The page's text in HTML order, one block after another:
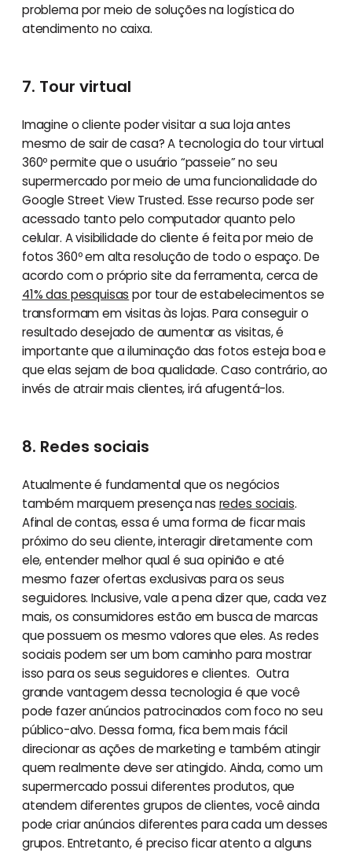
problema por meio de soluções na logística do
atendimento no caixa.
7. Tour virtual
Imagine o cliente poder visitar a sua loja antes
mesmo de sair de casa? A tecnologia do tour virtual
360º permite que o usuário “passeie” no seu
supermercado por meio de uma funcionalidade do
Google Street View Trusted. Esse recurso pode ser
acessado tanto pelo computador quanto pelo
celular. A visibilidade do cliente é feita por meio de
fotos 360º em alta resolução de todo o espaço. De
acordo com o próprio site da ferramenta, cerca de
41% das pesquisas por tour de estabelecimentos se
transformam em visitas às lojas. Para conseguir o
resultado desejado de aumentar as visitas, é
importante que a iluminação das fotos esteja boa e
que elas sejam de boa qualidade. Caso contrário, ao
invés de atrair mais clientes, irá afugentá-los.
8. Redes sociais
Atualmente é fundamental que os negócios
também marquem presença nas redes sociais.
Afinal de contas, essa é uma forma de ficar mais
próximo do seu cliente, interagir diretamente com
ele, entender melhor qual é sua opinião e até
mesmo fazer ofertas exclusivas para os seus
seguidores. Inclusive, vale a pena dizer que, cada vez
mais, os consumidores estão em busca de marcas
que possuem os mesmo valores que eles. As redes
sociais podem ser um bom caminho para mostrar
isso para os seus seguidores e clientes. Outra
grande vantagem dessa tecnologia é que você
pode fazer anúncios patrocinados com foco no seu
público-alvo. Dessa forma, fica bem mais fácil
direcionar as ações de marketing e também atingir
quem realmente deve ser atingido. Ainda, como um
supermercado possui diferentes produtos, que
atendem diferentes grupos de clientes, você ainda
pode criar anúncios diferentes para cada um desses
grupos. Entretanto, é preciso ficar atento a alguns